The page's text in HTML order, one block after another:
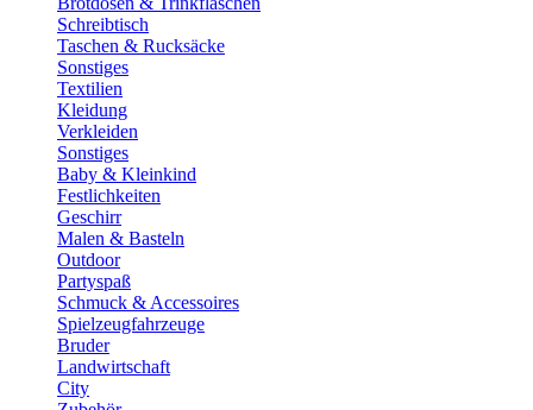
Schreibtisch
Taschen & Rucksäcke
Sonstiges
Textilien
Kleidung
Verkleiden
Sonstiges
Baby & Kleinkind
Festlichkeiten
Geschirr
Malen & Basteln
Outdoor
Partyspaß
Schmuck & Accessoires
Spielzeugfahrzeuge
Bruder
Landwirtschaft
City